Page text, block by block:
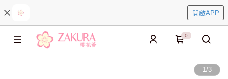
開啟APP
0
1/3